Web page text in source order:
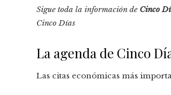
Sigue toda la información de Cinco
Cinco Días
La agenda de Cinco
Las citas económicas más